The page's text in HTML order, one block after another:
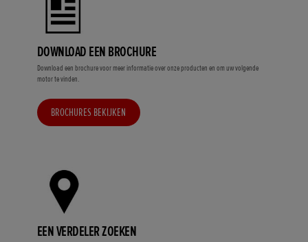
DOWNLOAD EEN BROCHURE
Download een brochure voor meer informatie over onze producten en om uw volgende
motor te vinden.
BROCHURES BEKIJKEN
EEN VERDELER ZOEKEN